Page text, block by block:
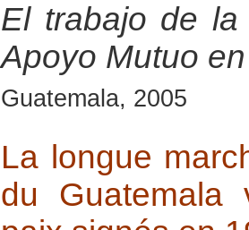
El trabajo de
Apoyo Mutuo
Guatemala, 2005
La longue
du Guatemala